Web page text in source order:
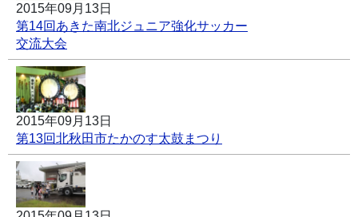
2015年09月13日
第14回あきた南北ジュニア強化サッカー
交流大会
2015年09月13日
第13回北秋田市たかのす太鼓まつり